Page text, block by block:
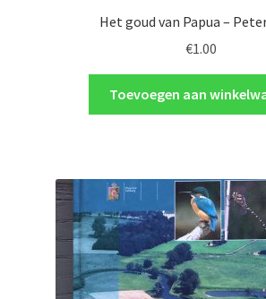
Het goud van Papua –
€1.00
Toevoegen aan